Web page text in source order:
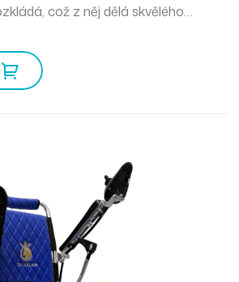
což z něj dělá skvělého